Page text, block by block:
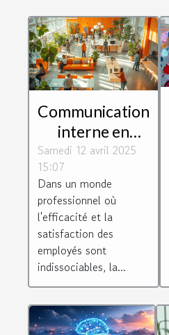
Communication
interne en
entreprise
pratiques pour
améliorer la
productivité et
le bien-être des
salariés
Samedi 12 avril 2025
15:07
Dans un monde
professionnel où
l'efficacité et la
satisfaction des
employés sont
indissociables, la...